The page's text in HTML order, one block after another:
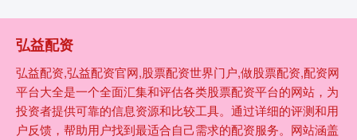
弘益配资
弘益配资,弘益配资官网,股票配资世界门户,做股票配资,配资网
平台大全是一个全面汇集和评估各类股票配资平台的网站，为
投资者提供可靠的信息资源和比较工具。通过详细的评测和用
户反馈，帮助用户找到最适合自己需求的配资服务。网站涵盖